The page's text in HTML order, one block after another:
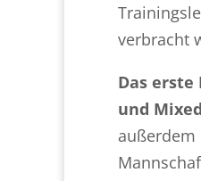
verbracht
Das
und
außerdem